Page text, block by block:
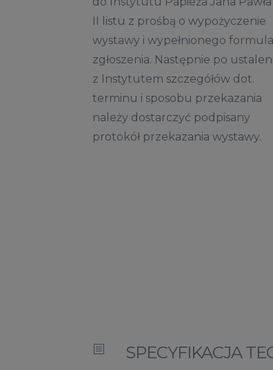
II listu z prośbą o wypożyczenie
wystawy i wypełnionego
zgłoszenia. Następnie po
z Instytutem szczegółów dot.
terminu i sposobu przekazania
należy dostarczyć podpisany
protokół przekazania wystawy.
b SPECYFIKACJA